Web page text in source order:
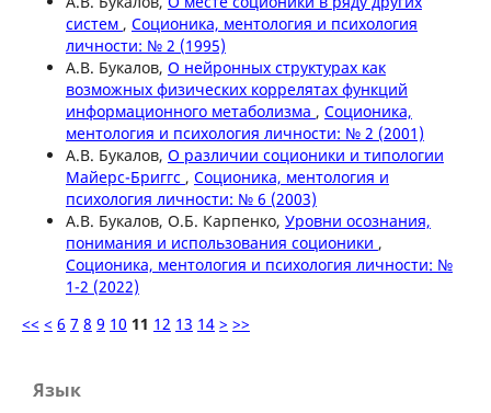
систем , Соционика, ментология и психология
личности: № 2 (1995)
А.В. Букалов, О нейронных структурах как
возможных физических коррелятах функций
информационного метаболизма , Соционика,
ментология и психология личности: № 2 (2001)
А.В. Букалов, О различии соционики и типологии
Майерс-Бриггс , Соционика, ментология и
психология личности: № 6 (2003)
А.В. Букалов, О.Б. Карпенко, Уровни осознания,
понимания и использования соционики ,
Соционика, ментология и психология личности: №
1-2 (2022)
<< < 6 7 8 9 10 11 12 13 14 > >>
Язык